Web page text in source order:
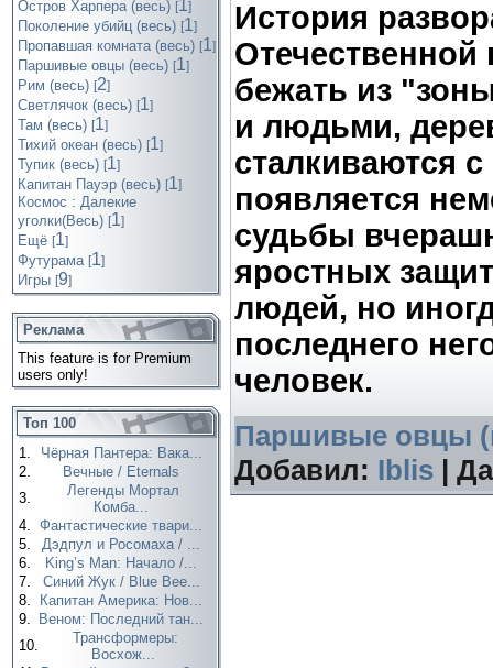
Остров Харпера (весь) [1]
Поколение убийц (весь) [1]
Пропавшая комната (весь) [1]
Паршивые овцы (весь) [1]
Рим (весь) [2]
Светлячок (весь) [1]
Там (весь) [1]
Тихий океан (весь) [1]
Тупик (весь) [1]
Капитан Пауэр (весь) [1]
Космос : Далекие
уголки(Весь) [1]
Ещё [1]
Футурама [1]
Игры [9]
Реклама
This feature is for Premium
users only!
Топ 100
1.
Чёрная Пантера: Вака...
2.
Вечные / Eternals
3.
Легенды Мортал
Комба...
4. Фантастические твари...
5.
Дэдпул и Росомаха / ...
6.
King’s Man: Начало /...
7.
Синий Жук / Blue Bee...
8.
Капитан Америка: Нов...
9.
Веном: Последний тан...
10.
Трансформеры:
Восхож...
История
бежать из
и людьми,
сталкиваются
появляется
судьбы
яростных
людей, но
последнего
человек.
Паршивые овцы
Добавил: Iblis |